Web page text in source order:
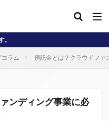
ラム 預託金とは？クラウドファ
ンディング事業に必
インタビュー動画